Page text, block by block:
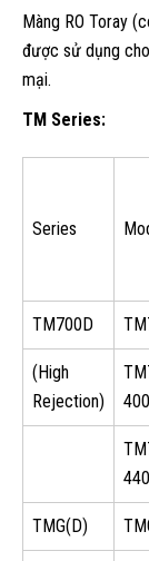
Màng RO Toray
được sử dụng
mại.
TM Series:
Series
TM700D
(High
Rejection)
400
440
TMG(D)